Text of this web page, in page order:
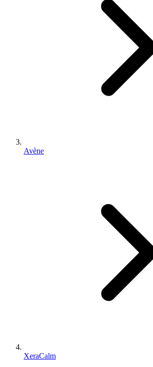
Avène
XeraCalm